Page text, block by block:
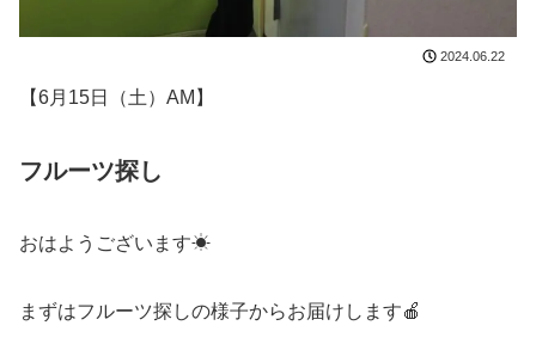
2024.06.22
【6月15日（土）AM】
フルーツ探し
おはようございます☀
まずはフルーツ探しの様子からお届けします🍎